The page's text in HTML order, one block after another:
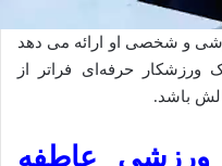
و شخصی او ارائه می‌ دهد
حرفه‌ای فراتر از
باشد.
ورزشی عاطفه